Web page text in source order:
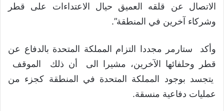
الاتصال عن قلقه العميق حيال الاعتداءات على قطر
وشركاء آخرين في المنطقة”.
وأكد ستارمر مجددا التزام المملكة المتحدة بالدفاع عن
قطر وحلفائها الآخرين، مشيرا الى أن ذلك الموقف
يتجسد بوجود المملكة المتحدة في المنطقة كجزء من
عمليات دفاعية منسقة.